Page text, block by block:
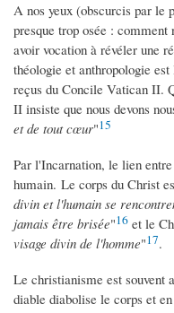
A nos yeux (obscurcis par le
presque trop osée :
avoir vocation à révéler une
théologie et anthropologie
reçus du Concile Vatican II.
II insiste que nous devons
et de tout cœur"15
Par l'Incarnation, le lien
humain. Le corps du Christ
divin et l'humain se
jamais être brisée"16 et le
visage divin de l'homme"17.
Le christianisme est souvent
diable diabolise le corps et